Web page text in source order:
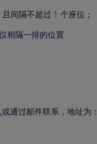
间隔不超过 1 个座位；
相隔一排的位置
或通过邮件联系，地址为：